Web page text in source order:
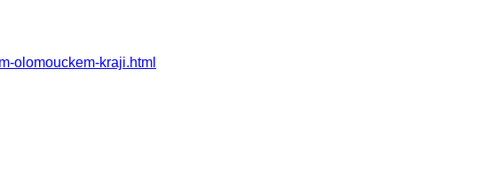
olomouckem-kraji.html